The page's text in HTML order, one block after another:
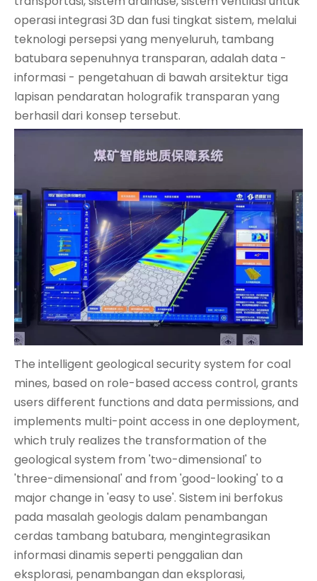
operasi integrasi 3D dan fusi tingkat sistem, melalui
teknologi persepsi yang menyeluruh, tambang
batubara sepenuhnya transparan, adalah data -
informasi - pengetahuan di bawah arsitektur tiga
lapisan pendaratan holografik transparan yang
berhasil dari konsep tersebut.
The intelligent geological security system for coal
mines, based on role-based access control, grants
users different functions and data permissions, and
implements multi-point access in one deployment,
which truly realizes the transformation of the
geological system from 'two-dimensional' to
'three-dimensional' and from 'good-looking' to a
major change in 'easy to use'. Sistem ini berfokus
pada masalah geologis dalam penambangan
cerdas tambang batubara, mengintegrasikan
informasi dinamis seperti penggalian dan
eksplorasi, penambangan dan eksplorasi,